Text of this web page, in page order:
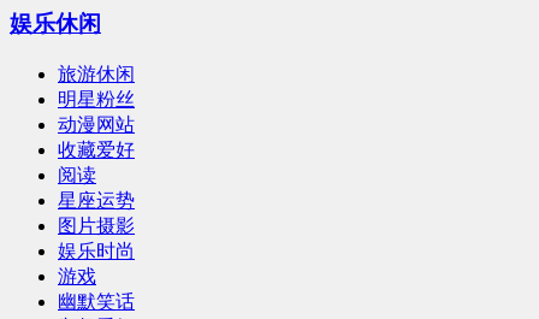
娱乐休闲
旅游休闲
明星粉丝
动漫网站
收藏爱好
阅读
星座运势
图片摄影
娱乐时尚
游戏
幽默笑话